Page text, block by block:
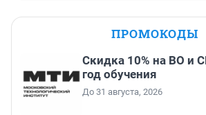
ПРОМОКОДЫ
Скидка 10% на ВО и
год обучения
До 31 августа, 2026